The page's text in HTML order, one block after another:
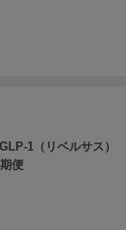
1（リベルサス）
便